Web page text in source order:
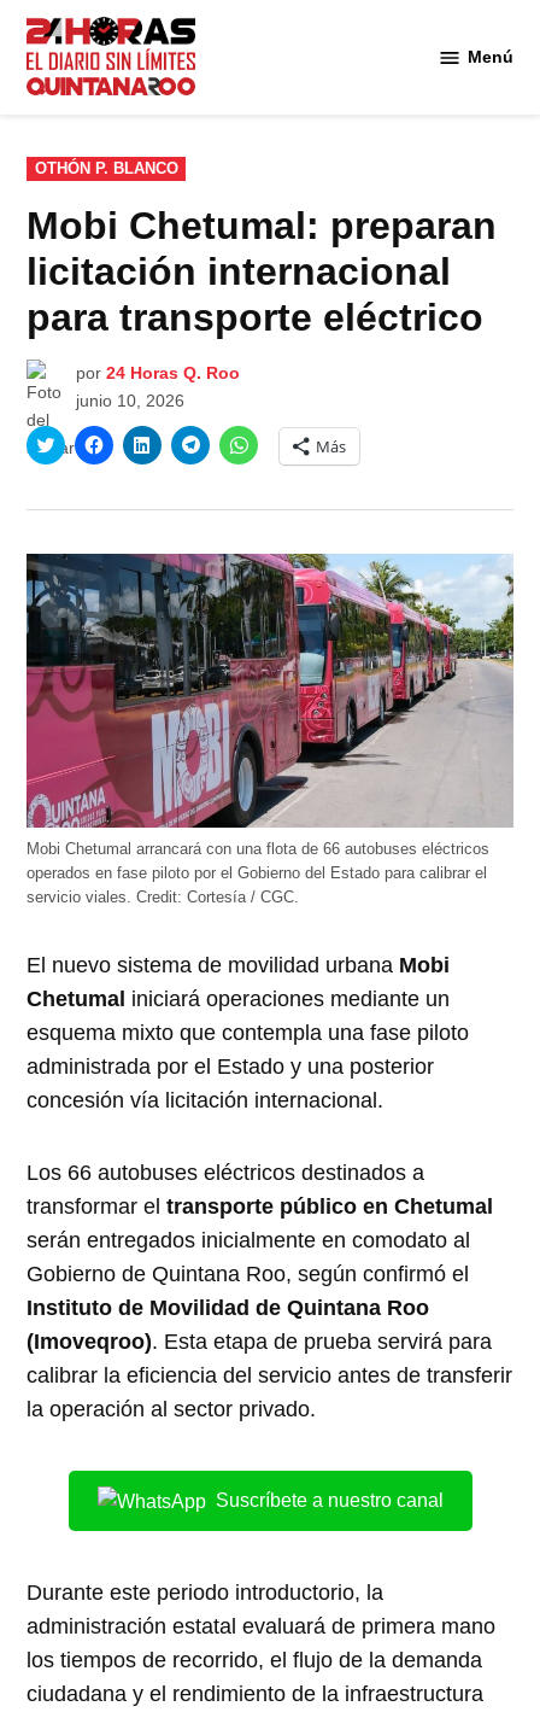
Saltar
contenido
Menú
PUBLICADO
EN
OTHÓN P. BLANCO
Mobi Chetumal: preparan
licitación internacional
para transporte eléctrico
por 24 Horas Q. Roo
junio 10, 2026
Haz
clic
en
abre
en
una
ventana
nueva)
Haz
clic
en
abre
en
una
ventana
nueva)
Haz
clic
en
abre
en
una
ventana
nueva)
Haz
clic
en
abre
en
una
ventana
nueva)
Haz
clic
para
en
abre
en
una
ventana
nueva)
Más
Mobi Chetumal arrancará con una flota de 66 autobuses eléctricos
operados en fase piloto por el Gobierno del Estado para calibrar el
servicio viales.Credit: Cortesía / CGC.
El nuevo sistema de movilidad urbana Mobi
Chetumal iniciará operaciones mediante un
esquema mixto que contempla una fase piloto
administrada por el Estado y una posterior
concesión vía licitación internacional.
Los 66 autobuses eléctricos destinados a
transformar eltransporte público en Chetumal
serán entregados inicialmente en comodato al
Gobierno de Quintana Roo, según confirmó el
Instituto de Movilidad de Quintana Roo
(Imoveqroo). Esta etapa de prueba servirá para
calibrar la eficiencia del servicio antes de transferir
la operación al sector privado.
Suscríbete a nuestro canal
Durante este periodo introductorio, la
administración estatal evaluará de primera mano
los tiempos de recorrido, el flujo de la demanda
ciudadana y el rendimiento de la infraestructura